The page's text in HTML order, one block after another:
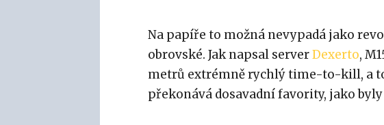
Na papíře to možná nevypadá jako
obrovské. Jak napsal serverDexerto,
metrů extrémně rychlý time-to-kill, a
překonává dosavadní favority, jako byly